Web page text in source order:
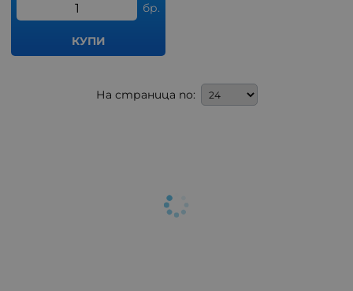
бр.
КУПИ
На страница по: